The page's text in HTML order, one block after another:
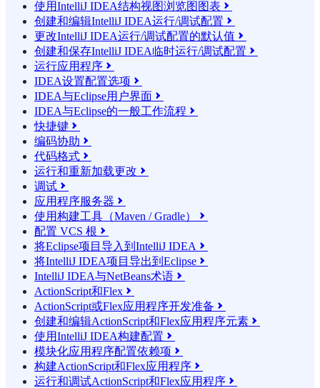
使用IntelliJ IDEA结构视图浏览图图表 
创建和编辑IntelliJ IDEA运行/调试配置 
更改IntelliJ IDEA运行/调试配置的默认值 
创建和保存IntelliJ IDEA临时运行/调试配置 
运行应用程序 
IDEA设置配置选项 
IDEA与Eclipse用户界面 
IDEA与Eclipse的一般工作流程 
快捷键 
编码协助 
代码格式 
运行和重新加载更改 
调试 
应用程序服务器 
使用构建工具（Maven / Gradle） 
配置 VCS 根 
将Eclipse项目导入到IntelliJ IDEA 
将IntelliJ IDEA项目导出到Eclipse 
IntelliJ IDEA与NetBeans术语 
ActionScript和Flex 
ActionScript或Flex应用程序开发准备 
创建和编辑ActionScript和Flex应用程序元素 
使用IntelliJ IDEA构建配置 
模块化应用程序配置依赖项 
构建ActionScript和Flex应用程序 
运行和调试ActionScript和Flex应用程序 